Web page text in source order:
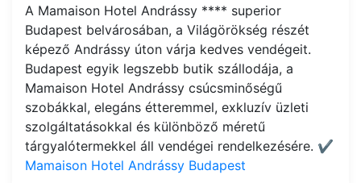
A Mamaison Hotel Andrássy **** superior
Budapest belvárosában, a Világörökség részét
képező Andrássy úton várja kedves vendégeit.
Budapest egyik legszebb butik szállodája, a
Mamaison Hotel Andrássy csúcsminőségű
szobákkal, elegáns étteremmel, exkluzív üzleti
szolgáltatásokkal és különböző méretű
tárgyalótermekkel áll vendégei rendelkezésére. ✔️
Mamaison Hotel Andrássy Budapest